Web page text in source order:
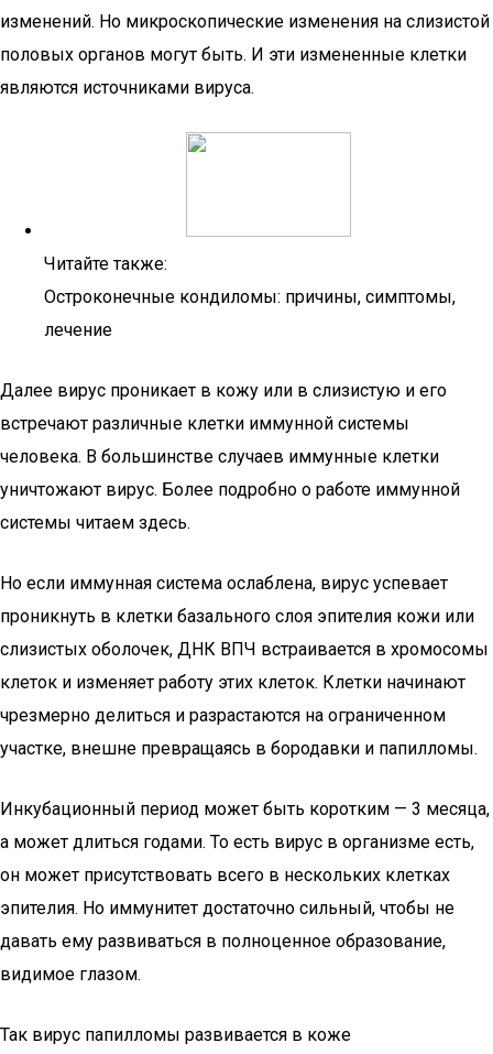
изменений. Но микроскопические изменения на слизистой
половых органов могут быть. И эти измененные клетки
являются источниками вируса.
Читайте также:
Остроконечные кондиломы: причины, симптомы,
лечение
Далее вирус проникает в кожу или в слизистую и его
встречают различные клетки иммунной системы
человека. В большинстве случаев иммунные клетки
уничтожают вирус. Более подробно о работе иммунной
системы читаем здесь.
Но если иммунная система ослаблена, вирус успевает
проникнуть в клетки базального слоя эпителия кожи или
слизистых оболочек, ДНК ВПЧ встраивается в хромосомы
клеток и изменяет работу этих клеток. Клетки начинают
чрезмерно делиться и разрастаются на ограниченном
участке, внешне превращаясь в бородавки и папилломы.
Инкубационный период может быть коротким — 3 месяца,
а может длиться годами. То есть вирус в организме есть,
он может присутствовать всего в нескольких клетках
эпителия. Но иммунитет достаточно сильный, чтобы не
давать ему развиваться в полноценное образование,
видимое глазом.
Так вирус папилломы развивается в коже